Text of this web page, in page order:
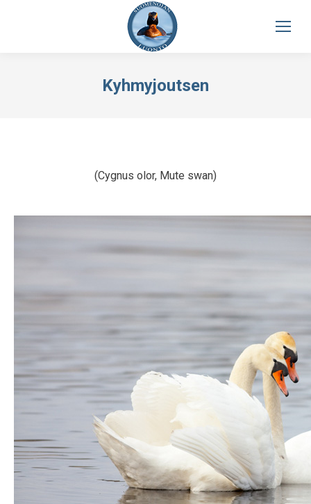
Kyhmyjoutsen
(Cygnus olor, Mute swan)